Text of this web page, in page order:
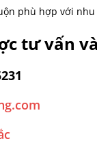
phù hợp với
tư vấn